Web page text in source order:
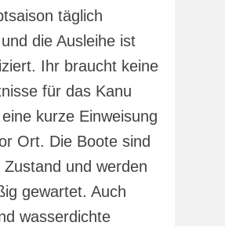
täglich
die Ausleihe ist
Ihr braucht keine
für das Kanu
kurze Einweisung
Ort. Die Boote sind
Zustand und werden
gewartet. Auch
wasserdichte